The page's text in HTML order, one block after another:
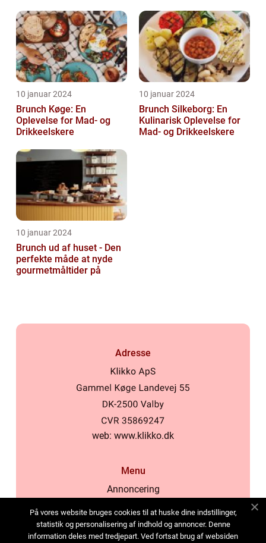
10 januar 2024
Brunch Køge: En
Oplevelse for Mad- og
Drikkeelskere
10 januar 2024
Brunch Silkeborg: En
Kulinarisk Oplevelse for
Mad- og Drikkeelskere
10 januar 2024
Brunch ud af huset - Den
perfekte måde at nyde
gourmetmåltider på
Adresse
web: www.klikko.dk
Menu
Annoncering
Cookies
Kontakt os
På vores website bruges cookies til at huske dine indstillinger,
statistik og personalisering af indhold og annoncer. Denne
information deles med tredjepart. Ved fortsat brug af websiden